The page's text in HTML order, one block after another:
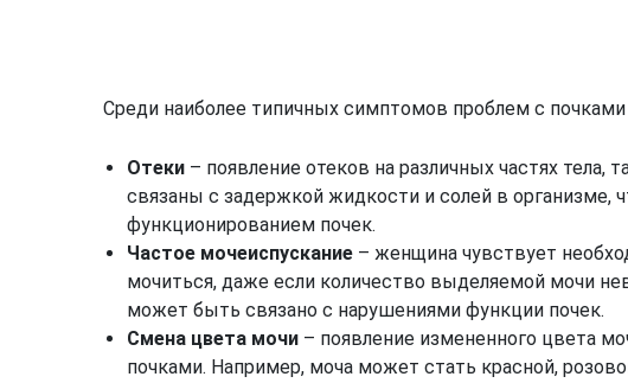
Среди наиболее типичных симптомов проблем с
Отеки – появление отеков на различных частях тела,
связаны с задержкой жидкости и солей в организме,
функционированием почек.
Частое мочеиспускание – женщина чувствует
мочиться, даже если количество выделяемой мочи
может быть связано с нарушениями функции почек.
Смена цвета мочи – появление измененного цвета
почками. Например, моча может стать красной,